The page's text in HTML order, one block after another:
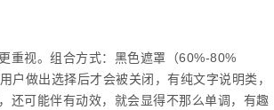
重视。组合方式：黑色遮罩（60%-80%
做出选择后才会被关闭，有纯文字说明类，
还可能伴有动效，就会显得不那么单调，有趣